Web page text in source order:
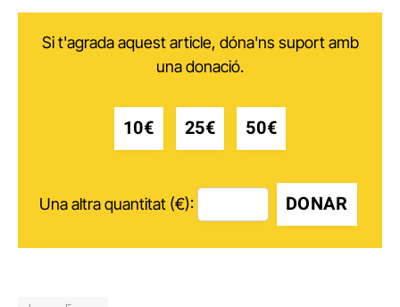
Si t'agrada aquest article, dóna'ns suport amb
una donació.
10€ 25€ 50€
Una altra quantitat (€): DONAR